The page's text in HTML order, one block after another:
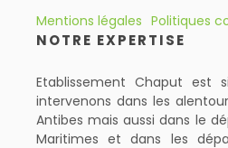
Mentions légales Politiques
NOTRE EXPERTISE
Etablissement Chaput est
intervenons dans les
Antibes mais aussi dans le
Maritimes et dans les